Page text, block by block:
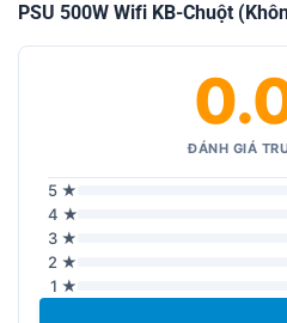
PSU 500W Wifi KB-Chuột
ĐÁNH GIÁ
5 ★
4 ★
3 ★
2 ★
1 ★